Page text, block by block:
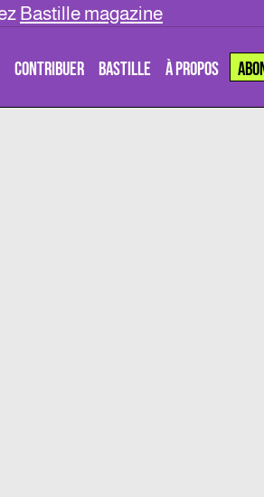
Bastille magazine
CONTRIBUER BASTILLE À PROPOS